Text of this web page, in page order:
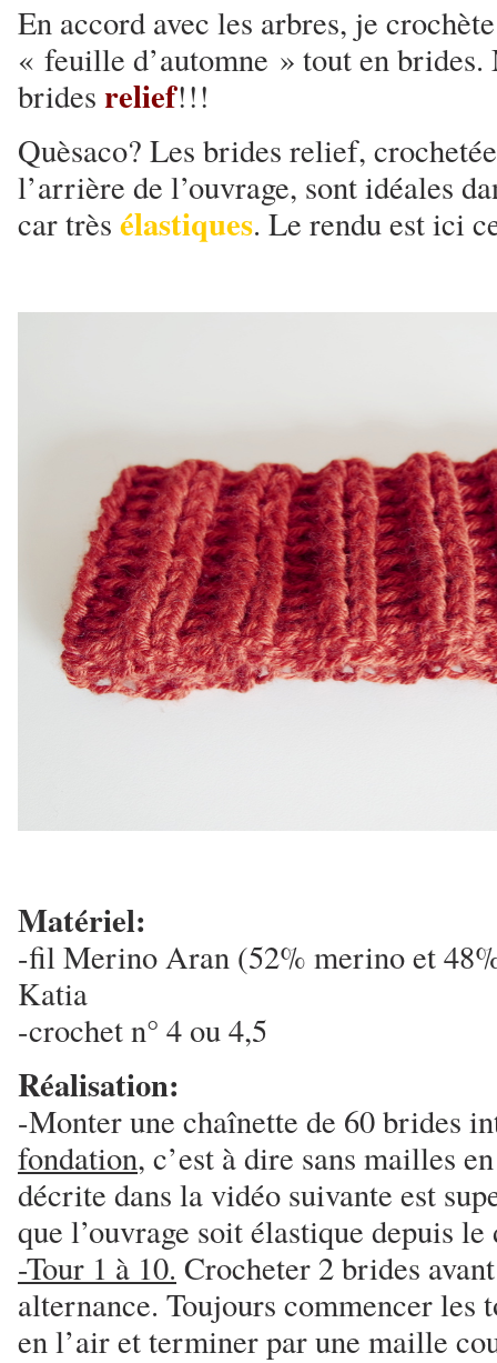
En accord avec les arbres, je
« feuille d’automne » tout en
brides relief!!!
Quèsaco? Les brides relief,
l’arrière de l’ouvrage, sont idéales
car très élastiques. Le rendu est ici
Matériel:
-fil Merino Aran (52% merino et
Katia
-crochet n° 4 ou 4,5
Réalisation:
-Monter une chaînette de 60 brides
fondation, c’est à dire sans mailles
décrite dans la vidéo suivante est
que l’ouvrage soit élastique depuis le
-Tour 1 à 10. Crocheter 2 brides
alternance. Toujours commencer les
en l’air et terminer par une maille